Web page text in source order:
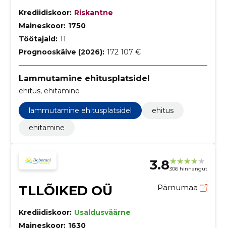
Krediidiskoor: Riskantne
Maineskoor: 1750
Töötajaid: 11
Prognooskäive (2026): 172 107 €
Lammutamine ehitusplatsidel
ehitus, ehitamine
lammutamine ehitusplatsidel
ehitus
ehitamine
3.8306 hinnangut
TLLÕIKED OÜ Pärnumaa
Krediidiskoor: Usaldusväärne
Maineskoor: 1630